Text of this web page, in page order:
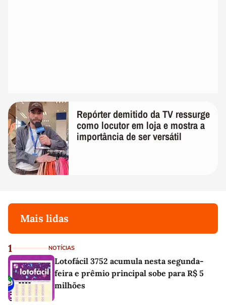
Repórter demitido da TV ressurge
como locutor em loja e mostra a
importância de ser versátil
Mais lidas
1 NOTÍCIAS
Lotofácil 3752 acumula nesta segunda-
feira e prêmio principal sobe para R$ 5
milhões